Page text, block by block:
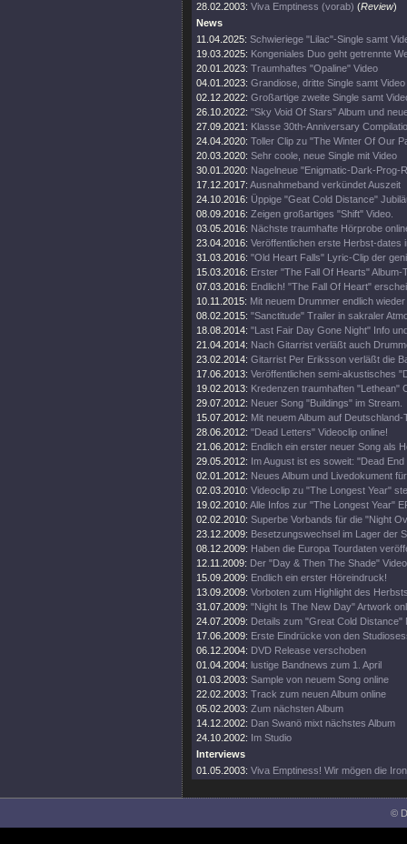
28.02.2003: Viva Emptiness (vorab) (Review)
News
11.04.2025: Schwieriege "Lilac"-Single samt
19.03.2025: Kongeniales Duo geht getrennte
20.01.2023: Traumhaftes "Opaline" Video
04.01.2023: Grandiose, dritte Single samt Video
02.12.2022: Großartige zweite Single samt
26.10.2022: "Sky Void Of Stars" Album und
27.09.2021: Klasse 30th-Anniversary
24.04.2020: Toller Clip zu "The Winter Of Our
20.03.2020: Sehr coole, neue Single mit Video
30.01.2020: Nagelneue "Enigmatic-Dark-Prog-
17.12.2017: Ausnahmeband verkündet Auszeit
24.10.2016: Üppige "Geat Cold Distance"
08.09.2016: Zeigen großartiges "Shift" Video.
03.05.2016: Nächste traumhafte Hörprobe
23.04.2016: Veröffentlichen erste Herbst-dates
31.03.2016: "Old Heart Falls" Lyric-Clip der
15.03.2016: Erster "The Fall Of Hearts" Album-
07.03.2016: Endlich! "The Fall Of Heart"
10.11.2015: Mit neuem Drummer endlich
08.02.2015: "Sanctitude" Trailer in sakraler
18.08.2014: "Last Fair Day Gone Night" Info
21.04.2014: Nach Gitarrist verläßt auch
23.02.2014: Gitarrist Per Eriksson verläßt die
17.06.2013: Veröffentlichen semi-akustisches
19.02.2013: Kredenzen traumhaften "Lethean"
29.07.2012: Neuer Song "Buildings" im Stream.
15.07.2012: Mit neuem Album auf Deutschland-
28.06.2012: "Dead Letters" Videoclip online!
21.06.2012: Endlich ein erster neuer Song als
29.05.2012: Im August ist es soweit: "Dead
02.01.2012: Neues Album und Livedokument
02.03.2010: Videoclip zu "The Longest Year"
19.02.2010: Alle Infos zur "The Longest Year"
02.02.2010: Superbe Vorbands für die "Night
23.12.2009: Besetzungswechsel im Lager der
08.12.2009: Haben die Europa Tourdaten
12.11.2009: Der "Day & Then The Shade"
15.09.2009: Endlich ein erster Höreindruck!
13.09.2009: Vorboten zum Highlight des
31.07.2009: "Night Is The New Day" Artwork
24.07.2009: Details zum "Great Cold Distance"
17.06.2009: Erste Eindrücke von den
06.12.2004: DVD Release verschoben
01.04.2004: lustige Bandnews zum 1. April
01.03.2003: Sample von neuem Song online
22.02.2003: Track zum neuen Album online
05.02.2003: Zum nächsten Album
14.12.2002: Dan Swanö mixt nächstes Album
24.10.2002: Im Studio
Interviews
01.05.2003: Viva Emptiness! Wir mögen die
©